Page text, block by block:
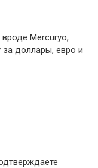
Mercuryo,
доллары, евро и